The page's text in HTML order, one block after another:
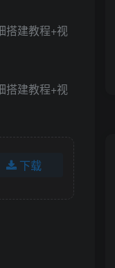
下载